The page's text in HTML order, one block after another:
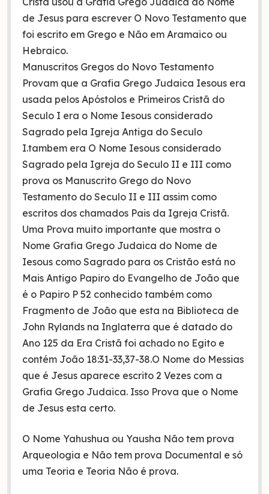
de Jesus para escrever O Novo Testamento que
foi escrito em Grego e Não em Aramaico ou
Hebraico.
Manuscritos Gregos do Novo Testamento
Provam que a Grafia Grego Judaica Iesous era
usada pelos Apóstolos e Primeiros Cristã do
Seculo I era o Nome Iesous considerado
Sagrado pela Igreja Antiga do Seculo
I.tambem era O Nome Iesous considerado
Sagrado pela Igreja do Seculo II e III como
prova os Manuscrito Grego do Novo
Testamento do Seculo II e III assim como
escritos dos chamados Pais da Igreja Cristã.
Uma Prova muito importante que mostra o
Nome Grafia Grego Judaica do Nome de
Iesous como Sagrado para os Cristão está no
Mais Antigo Papiro do Evangelho de João que
é o Papiro P 52 conhecido também como
Fragmento de João que esta na Biblioteca de
John Rylands na Inglaterra que é datado do
Ano 125 da Era Cristã foi achado no Egito e
contém João 18:31-33,37-38.O Nome do Messias
que é Jesus aparece escrito 2 Vezes com a
Grafia Grego Judaica. Isso Prova que o Nome
de Jesus esta certo.
O Nome Yahushua ou Yausha Não tem prova
Arqueologia e Não tem prova Documental e só
uma Teoria e Teoria Não é prova.